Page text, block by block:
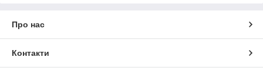
Про нас
Контакти